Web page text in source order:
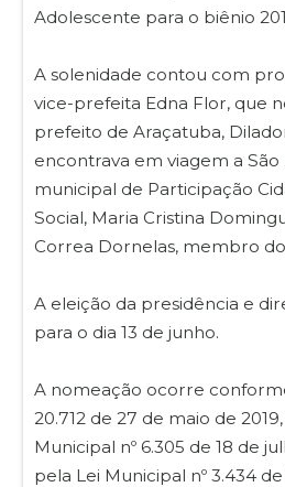
Adolescente para o biênio
A solenidade contou com
vice-prefeita Edna Flor, que
prefeito de Araçatuba,
encontrava em viagem a
municipal de Participação
Social, Maria Cristina
Correa Dornelas, membro
A eleição da presidência e
para o dia 13 de junho.
A nomeação ocorre
20.712 de 27 de maio de
Municipal nº 6.305 de 18 de
pela Lei Municipal nº 3.434